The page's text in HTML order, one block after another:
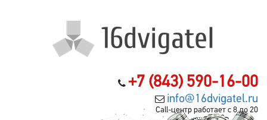
+7 (843) 590-16-00
info@16dvigatel.ru
Call-центр работает с 8 до 20